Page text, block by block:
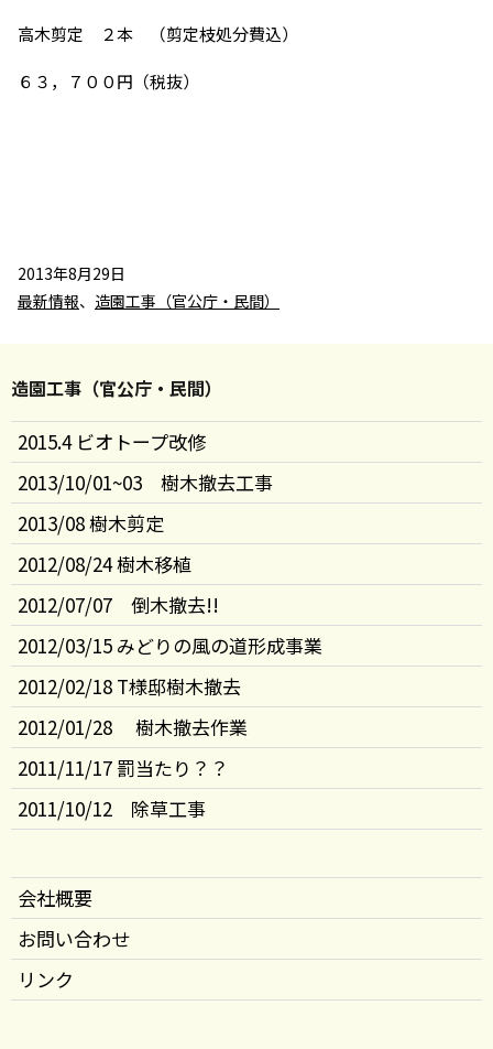
高木剪定 ２本 （剪定枝処分費込）
６３，７００円（税抜）
2013年8月29日
最新情報、 造園工事（官公庁・民間）
造園工事（官公庁・民間）
2015.4 ビオトープ改修
2013/10/01~03 樹木撤去工事
2013/08 樹木剪定
2012/08/24 樹木移植
2012/07/07 倒木撤去!!
2012/03/15 みどりの風の道形成事業
2012/02/18 T様邸樹木撤去
2012/01/28 樹木撤去作業
2011/11/17 罰当たり？？
2011/10/12 除草工事
会社概要
お問い合わせ
リンク